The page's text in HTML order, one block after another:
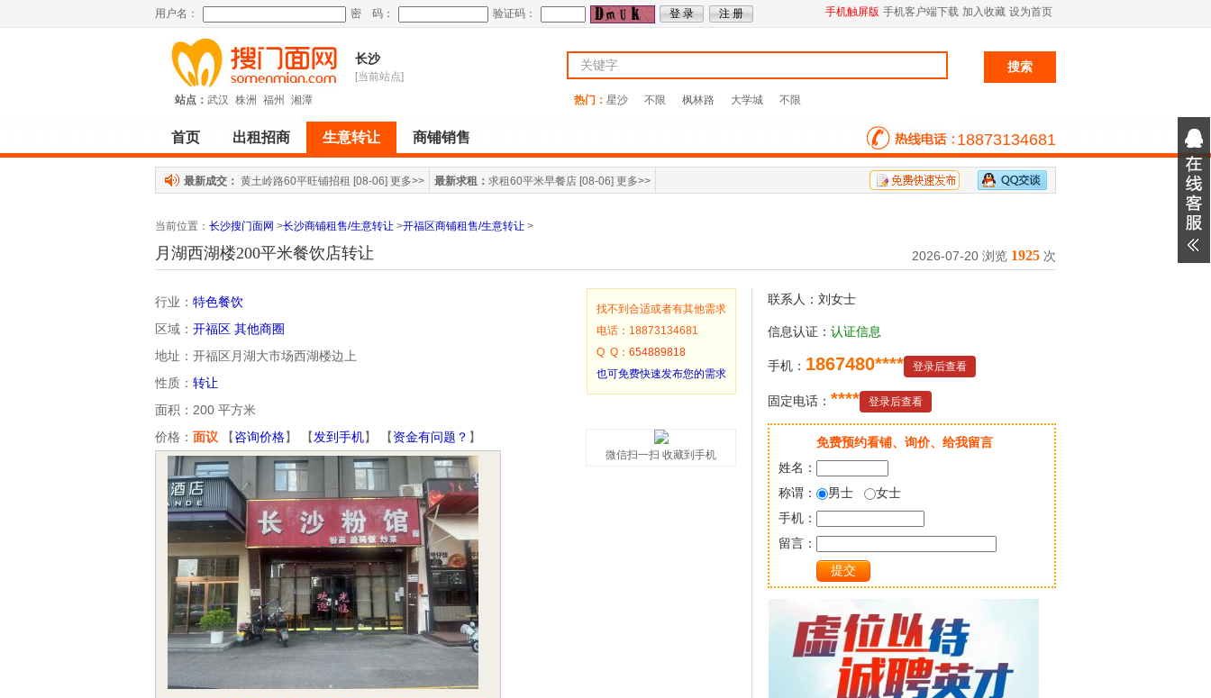
用户名： 密 码： 验证码： 手机触屏版 手机客户端下载 加入收藏 设为首页
长沙
[当前站点]
站点： 武汉 株洲 福州 湘潭 热门： 星沙 不限 枫林路 大学城 不限
首页 出租招商 生意转让 商铺销售 18873134681
最新成交： 黄土岭路60平旺铺招租 [08-06] 更多>> 最新求租： 求租60平米早餐店 [08-06] 更多>>
当前位置 ： 长沙搜门面网 >长沙商铺租售/生意转让 >开福区商铺租售/生意转让 >
月湖西湖楼200平米餐饮店转让 2026-07-20 浏览 1925 次
行业： 特色餐饮
区域： 开福区 其他商圈
地址：开福区月湖大市场西湖楼边上
性质： 转让
面积：200 平方米
价格： 面议 【咨询价格】 【发到手机】 【资金有问题？ 】
找不到合适或者有其他需求
电话：18873134681
Q Q： 654889818
也可免费快速发布您的需求
微信扫一扫 收藏到手机
联系人：刘女士
信息认证： 认证信息
手机： 1867480**** 登录后查看
固定电话： **** 登录后查看
免费预约看铺、询价、给我留言
姓名：
称谓：
男士
女士
手机：
留言：